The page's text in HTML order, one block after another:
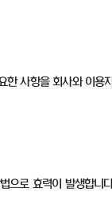
사항을 회사와 이
으로 효력이 발생합니